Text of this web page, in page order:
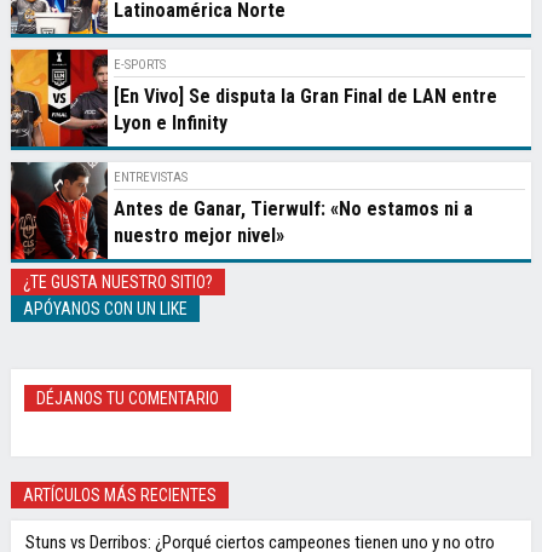
Latinoamérica Norte
E-SPORTS
[En Vivo] Se disputa la Gran Final de LAN entre
Lyon e Infinity
ENTREVISTAS
Antes de Ganar, Tierwulf: «No estamos ni a
nuestro mejor nivel»
¿TE GUSTA NUESTRO SITIO?
APÓYANOS CON UN LIKE
DÉJANOS TU COMENTARIO
ARTÍCULOS MÁS RECIENTES
Stuns vs Derribos: ¿Porqué ciertos campeones tienen uno y no otro